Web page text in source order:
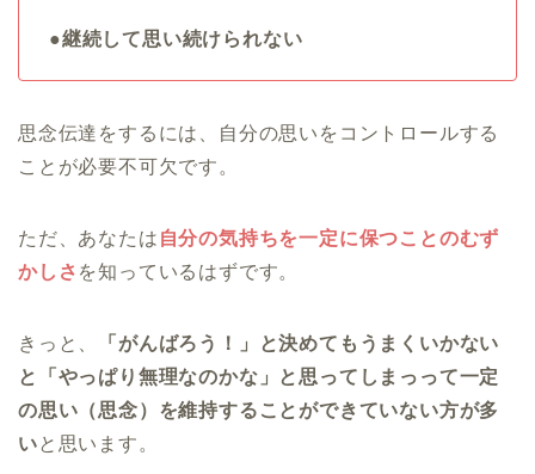
●継続して思い続けられない
思念伝達をするには、自分の思いをコントロールする
ことが必要不可欠です。
ただ、あなたは 自分の気持ちを一定に保つことのむず
かしさ を知っているはずです。
きっと、
「がんばろう！」と決めてもうまくいかない
と「やっぱり無理なのかな」と思ってしまっって一定
の思い（思念）を維持することができていない方が多
いと思います。